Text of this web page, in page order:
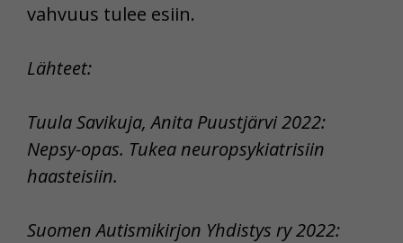
vahvuus tulee esiin.
Lähteet:
Tuula Savikuja, Anita Puustjärvi 2022:
Nepsy-opas. Tukea neuropsykiatrisiin
haasteisiin.
Suomen Autismikirjon Yhdistys ry 2022: